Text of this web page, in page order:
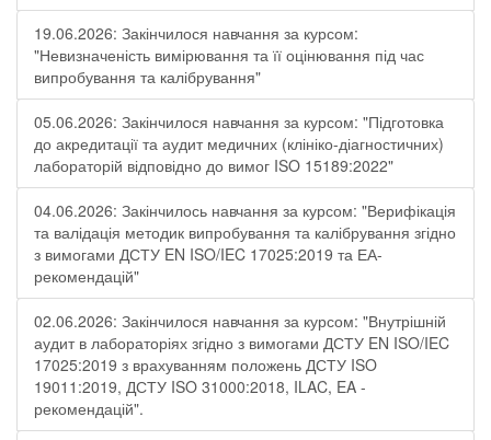
19.06.2026: Закінчилося навчання за курсом:
"Невизначеність вимірювання та її оцінювання під час
випробування та калібрування"
05.06.2026: Закінчилося навчання за курсом: "Підготовка
до акредитації та аудит медичних (клініко-діагностичних)
лабораторій відповідно до вимог ISO 15189:2022"
04.06.2026: Закінчилось навчання за курсом: "Верифікація
та валідація методик випробування та калібрування згідно
з вимогами ДСТУ EN ISO/IEC 17025:2019 та ЕА-
рекомендацій"
02.06.2026: Закінчилося навчання за курсом: "Внутрішній
аудит в лабораторіях згідно з вимогами ДСТУ EN ISO/IEC
17025:2019 з врахуванням положень ДСТУ ISO
19011:2019, ДСТУ ISO 31000:2018, ILAC, EA -
рекомендацій".